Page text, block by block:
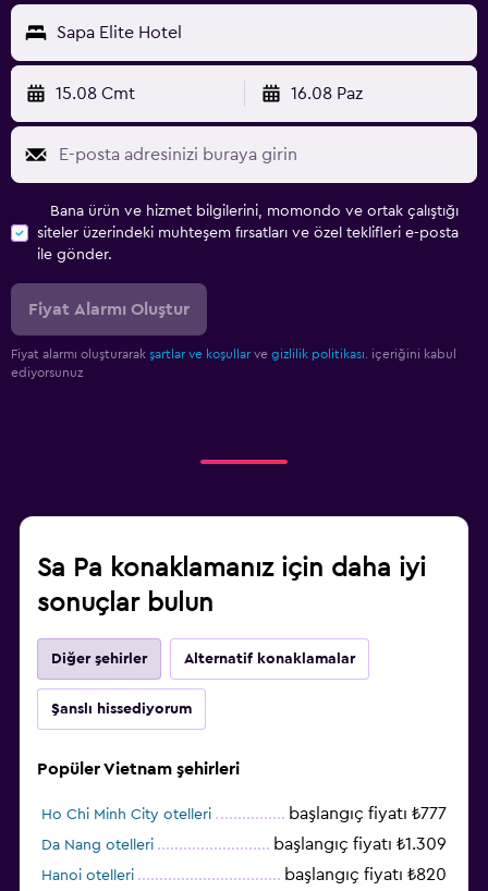
Sapa Elite Hotel
15.08 Cmt 16.08 Paz
Bana ürün ve hizmet bilgilerini, momondo ve ortak çalıştığı
siteler üzerindeki muhteşem fırsatları ve özel teklifleri e-posta
ile gönder.
Fiyat Alarmı Oluştur
Fiyat alarmı oluşturarak şartlar ve koşullar ve gizlilik politikası.
içeriğini kabul
ediyorsunuz
Sa Pa konaklamanız için daha iyi
sonuçlar bulun
Diğer şehirler Alternatif konaklamalar
Şanslı hissediyorum
Popüler Vietnam şehirleri
Ho Chi Minh City otelleri başlangıç fiyatı ₺777
Da Nang otelleri başlangıç fiyatı ₺1.309
Hanoi otelleri başlangıç fiyatı ₺820